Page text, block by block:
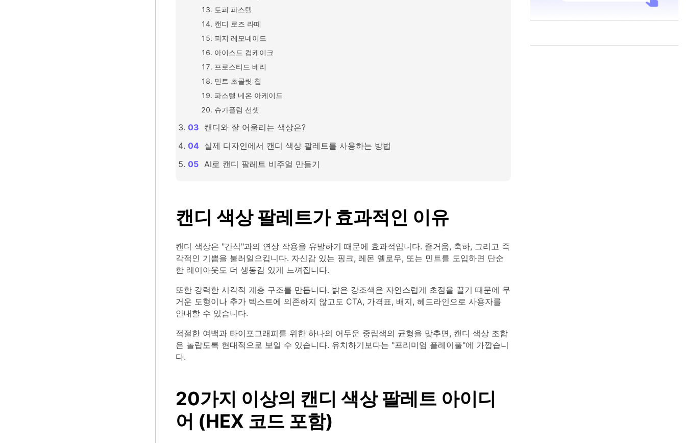
토피 파스텔
캔디 로즈 라떼
피지 레모네이드
아이스드 컵케이크
프로스티드 베리
민트 초콜릿 칩
파스텔 네온 아케이드
슈가플럼 선셋
캔디와 잘 어울리는 색상은?
실제 디자인에서 캔디 색상 팔레트를 사용하는 방법
AI로 캔디 팔레트 비주얼 만들기
캔디 색상 팔레트가 효과적인 이유
캔디 색상은 "간식"과의 연상 작용을 유발하기 때문에 효과적입니다. 즐거움, 축하, 그리고 즉
각적인 기쁨을 불러일으킵니다. 자신감 있는 핑크, 레몬 옐로우, 또는 민트를 도입하면 단순
한 레이아웃도 더 생동감 있게 느껴집니다.
또한 강력한 시각적 계층 구조를 만듭니다. 밝은 강조색은 자연스럽게 초점을 끌기 때문에 무
거운 도형이나 추가 텍스트에 의존하지 않고도 CTA, 가격표, 배지, 헤드라인으로 사용자를
안내할 수 있습니다.
적절한 여백과 타이포그래피를 위한 하나의 어두운 중립색의 균형을 맞추면, 캔디 색상 조합
은 놀랍도록 현대적으로 보일 수 있습니다. 유치하기보다는 "프리미엄 플레이풀"에 가깝습니
다.
20가지 이상의 캔디 색상 팔레트 아이디
어 (HEX 코드 포함)